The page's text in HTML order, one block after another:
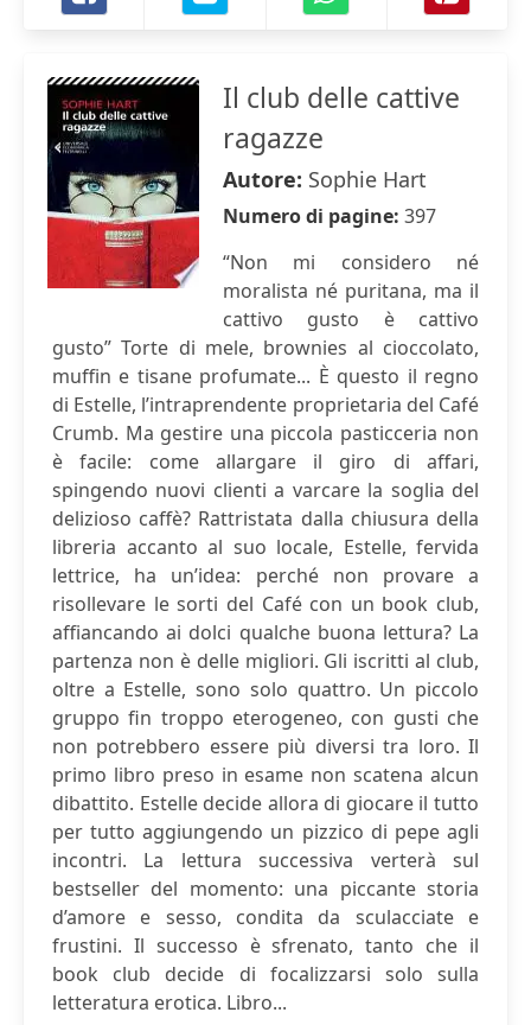
Il club delle cattive
ragazze
Autore: Sophie Hart
Numero di pagine: 397
“Non mi considero né
moralista né puritana, ma il
cattivo gusto è cattivo
gusto” Torte di mele, brownies al cioccolato,
muffin e tisane profumate... È questo il regno
di Estelle, l’intraprendente proprietaria del Café
Crumb. Ma gestire una piccola pasticceria non
è facile: come allargare il giro di affari,
spingendo nuovi clienti a varcare la soglia del
delizioso caffè? Rattristata dalla chiusura della
libreria accanto al suo locale, Estelle, fervida
lettrice, ha un’idea: perché non provare a
risollevare le sorti del Café con un book club,
affiancando ai dolci qualche buona lettura? La
partenza non è delle migliori. Gli iscritti al club,
oltre a Estelle, sono solo quattro. Un piccolo
gruppo fin troppo eterogeneo, con gusti che
non potrebbero essere più diversi tra loro. Il
primo libro preso in esame non scatena alcun
dibattito. Estelle decide allora di giocare il tutto
per tutto aggiungendo un pizzico di pepe agli
incontri. La lettura successiva verterà sul
bestseller del momento: una piccante storia
d’amore e sesso, condita da sculacciate e
frustini. Il successo è sfrenato, tanto che il
book club decide di focalizzarsi solo sulla
letteratura erotica. Libro...